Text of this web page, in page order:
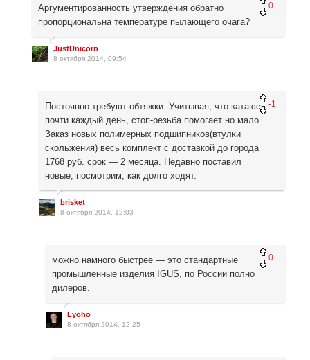
0
Аргументированность утверждения обратно
пропорциональна температуре пылающего очага?
JustUnicorn
8 октября 2014, 09:54
-1
Постоянно требуют обтяжки. Учитывая, что катаюсь
почти каждый день, стоп-резьба помогает но мало.
Заказ новых полимерных подшипников(втулки
скольжения) весь комплект с доставкой до города
1768 руб. срок — 2 месяца. Недавно поставил
новые, посмотрим, как долго ходят.
brisket
8 октября 2014, 12:03
0
можно намного быстрее — это стандартные
промышленные изделия IGUS, по России полно
дилеров.
Lyoho
8 октября 2014, 12:25